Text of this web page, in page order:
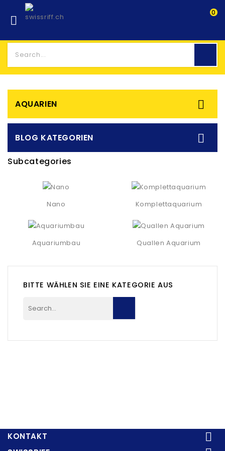

0
AQUARIEN 
BLOG KATEGORIEN 
Subcategories
Nano Komplettaquarium
Aquariumbau Quallen Aquarium
BITTE WÄHLEN SIE EINE KATEGORIE AUS
KONTAKT 